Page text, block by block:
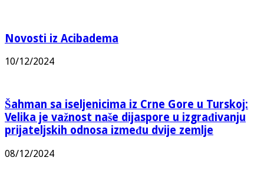
Novosti iz Acibadema
10/12/2024
Šahman sa iseljenicima iz Crne Gore u Turskoj:
Velika je važnost naše dijaspore u izgrađivanju
prijateljskih odnosa između dvije zemlje
08/12/2024